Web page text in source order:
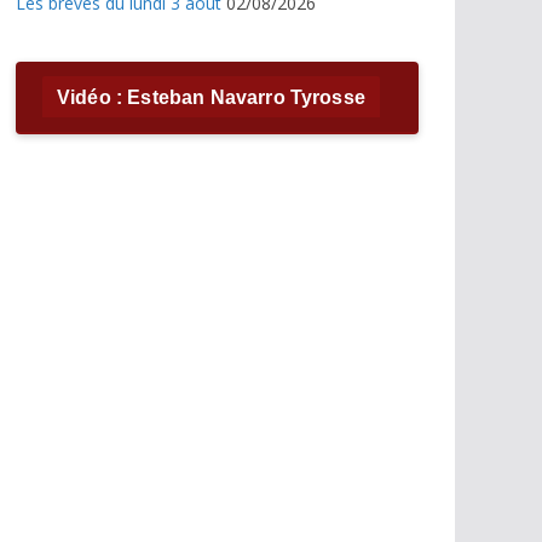
Vidéo : Esteban Navarro Tyrosse